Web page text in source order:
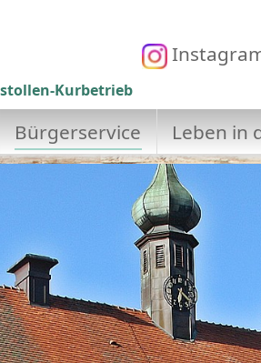
Kurbetrieb
Bürgerservice Leben in